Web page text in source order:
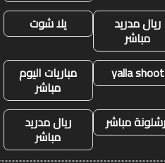
ريال مدريد
مباشر
يلا شوت
yalla shoot مباريات اليوم
مباشر
مباشر
ريال مدريد
مباشر